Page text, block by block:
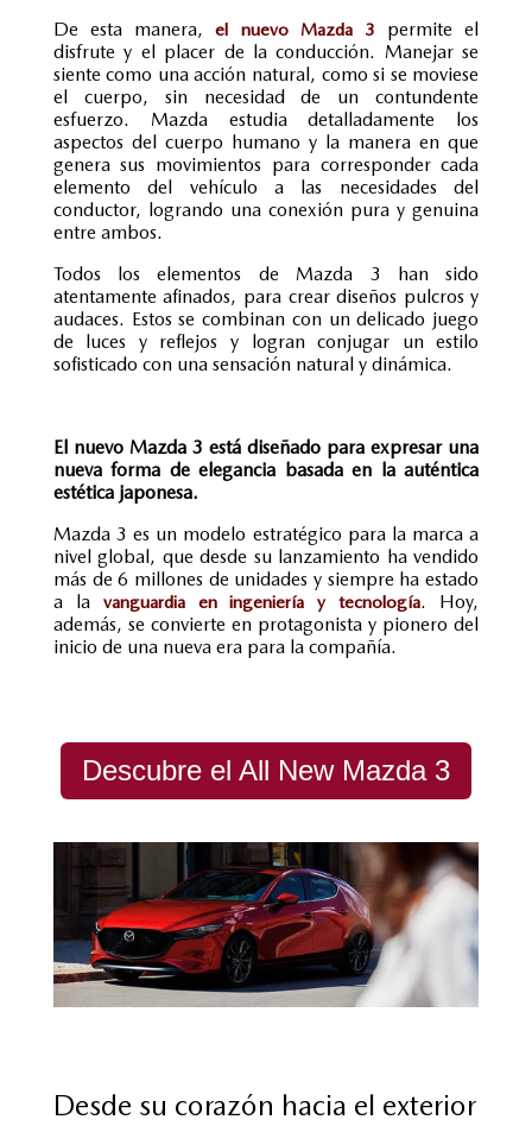
De esta manera,
el nuevo Mazda 3 permite el
disfrute y el placer de la conducción. Manejar se
siente como una acción natural, como si se moviese
el cuerpo, sin necesidad de un contundente
esfuerzo. Mazda estudia detalladamente los
aspectos del cuerpo humano y la manera en que
genera sus movimientos para corresponder cada
elemento del vehículo a las necesidades del
conductor, logrando una conexión pura y genuina
entre ambos.
Todos los elementos de Mazda 3 han sido
atentamente afinados, para crear diseños pulcros y
audaces. Estos se combinan con un delicado juego
de luces y reflejos y logran conjugar un estilo
sofisticado con una sensación natural y dinámica.
El nuevo Mazda 3 está diseñado para expresar una
nueva forma de elegancia basada en la auténtica
estética japonesa.
Mazda 3 es un modelo estratégico para la marca a
nivel global, que desde su lanzamiento ha vendido
más de 6 millones de unidades y siempre ha estado
a la vanguardia en ingeniería y tecnología. Hoy,
además, se convierte en protagonista y pionero del
inicio de una nueva era para la compañía.
Descubre el All New Mazda 3
Desde su corazón hacia el exterior